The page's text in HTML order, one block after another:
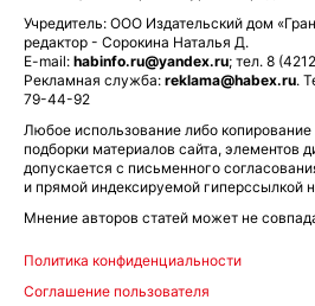
Учредитель: ООО Издательский дом
редактор - Сорокина Наталья Д.
E-mail: habinfo.ru@yandex.ru; тел. 8
Рекламная служба: reklama@habex.ru.
79-44-92
Любое использование либо
подборки материалов сайта, элементов
допускается с письменного
и прямой индексируемой гиперссылкой
Мнение авторов статей может не
Политика конфиденциальности
Соглашение пользователя